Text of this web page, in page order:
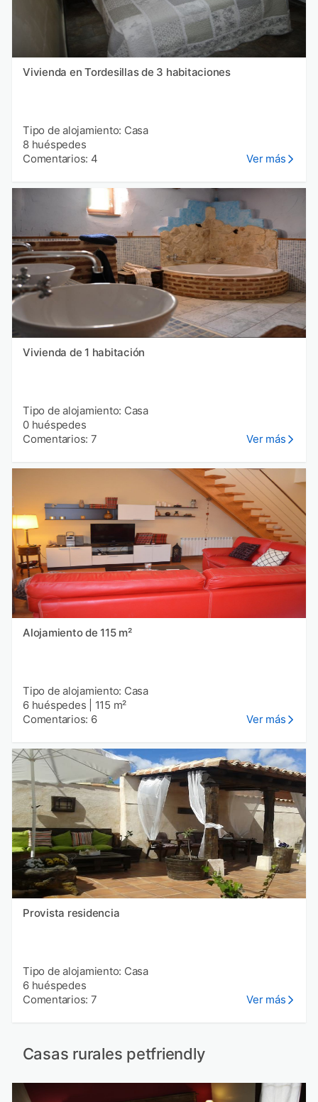
Vivienda en Tordesillas de 3 habitaciones
Tipo de alojamiento: Casa
8 huéspedes
Comentarios: 4
Ver más
Vivienda de 1 habitación
Tipo de alojamiento: Casa
0 huéspedes
Comentarios: 7
Ver más
Alojamiento de 115 m²
Tipo de alojamiento: Casa
6 huéspedes
115 m²
Comentarios: 6
Ver más
Provista residencia
Tipo de alojamiento: Casa
6 huéspedes
Comentarios: 7
Ver más
Casas rurales petfriendly